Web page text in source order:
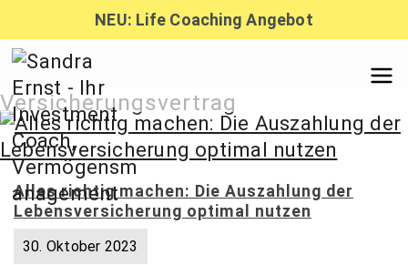
Inhalt
springen
NEU: Life Coaching Angebot
Sandra
Ernst –
Finanzber
Versicherungsvertrag
Alles richtig machen: Die Auszahlung der
Lebensversicherung optimal nutzen
30. Oktober 2023